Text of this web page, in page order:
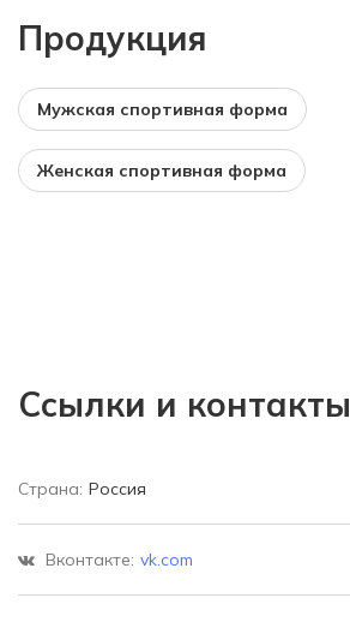
Продукция
Мужская спортивная форма
Женская спортивная форма
Ссылки и контакты
Страна: Россия
Вконтакте: vk.com